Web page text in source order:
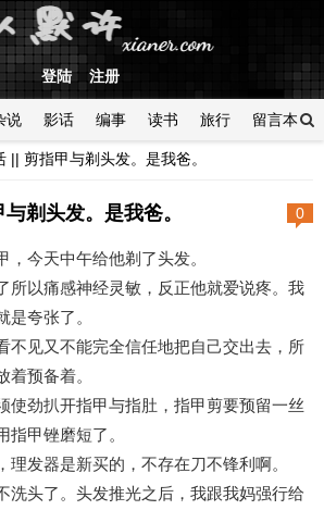
登陆 注册
说 影话 编事 读书 旅行 留言本
|| 剪指甲与剃头发。是我爸。
0
剃头发。是我爸。
今天中午给他剃了头发。
所以痛感神经灵敏，反正他就爱说疼。我
夸张了。
不见又不能完全信任地把自己交出去，所
预备着。
使劲扒开指甲与指肚，指甲剪要预留一丝
甲锉磨短了。
发器是新买的，不存在刀不锋利啊。
洗头了。头发推光之后，我跟我妈强行给